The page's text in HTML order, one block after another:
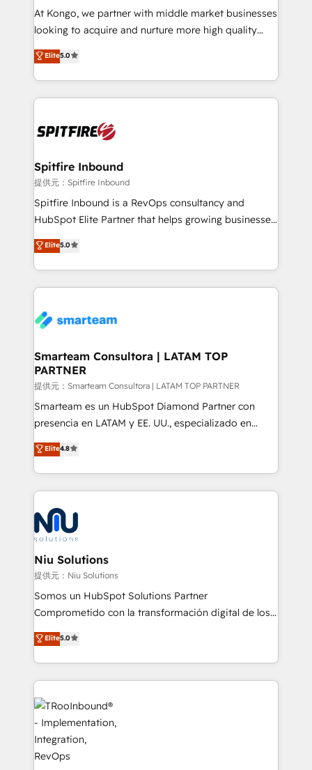
manager or business owner sick of wasting budget
with generic agencies and their outdated methods,
just like yours attract more high-quality leads
throughout each stage of the buying cycle with
enable sales teams with the process, technology and
training to smash targets.
At Kongo, we partner with middle market businesses
looking to acquire and nurture more high quality
leads. We use digital media, marketing cloud,
automation and software integration to drive sales
and, deliver clarity on marketing expenditure.
Elite5.0
Spitfire Inbound
提供元：Spitfire Inbound
Spitfire Inbound is a RevOps consultancy and
HubSpot Elite Partner that helps growing businesses
design predictable, scalable revenue-driving
strategies. With offices in South Africa and London,
we take a RevOps-led approach that aligns sales,
marketing & service, breaks down silos, and gives
confidence. We deliver end to end strategy and
and technology around a single source of truth to
support sustainable growth and better decision-
making. Working with clients locally and globally, our
expertise includes HubSpot onboarding and CRM
implementation, automation, sales and customer
and data-driven campaigns. Winners of the first
Global HEART Award, Yamini Rogan, CEO of
Connect with us to see how we can do better and be
better together 🏆
Elite5.0
Smarteam Consultora | LATAM TOP
PARTNER
提供元：Smarteam Consultora | LATAM TOP PARTNER
Smarteam es un HubSpot Diamond Partner con
presencia en LATAM y EE. UU., especializado en
implementaciones de HubSpot, integraciones API y
optimización de procesos comerciales con IA. Con
más de 6 años de experiencia, hemos liderado 100+
implementaciones conectando HubSpot con SAP,
ERPs, e-commerce, plataformas financieras,
WhatsApp y sistemas logísticos. Nuestro equipo
multicultural trabaja en español, inglés y portugués,
uniendo visión estratégica y excelencia técnica para
generar resultados medibles. Apoyamos a empresas
de construcción, educación, tecnología, retail, e-
commerce, salud, financieras, seguros y servicios,
tomar decisiones basadas en datos. 🌎 Highlights:
5+ años como partner HubSpot 100+
LATAM 2025 🏆 Impulsamos crecimiento con CRM +
IA en múltiples industrias. 👉 ¿Listo para transformar
tus procesos comerciales?
Elite4.8
Niu Solutions
提供元：Niu Solutions
Somos un HubSpot Solutions Partner
Comprometido con la transformación digital de los
procesos comerciales de las empresas en
Latinoamérica, con un enfoque en Marketing, Ventas
y Servicio al Cliente. Somos un equipo de trabajo
multidisciplinario de alto rendimiento, con
conocimiento y experiencia enfocado en: 1.
Optimizar la eficiencia operativa de nuestros
clientes 2. Mejorar la experiencia del cliente 3.
Asegurar resultados medibles Nos especializamos
en bancos, seguros, e-commerce, Desarrolladores
Elite5.0